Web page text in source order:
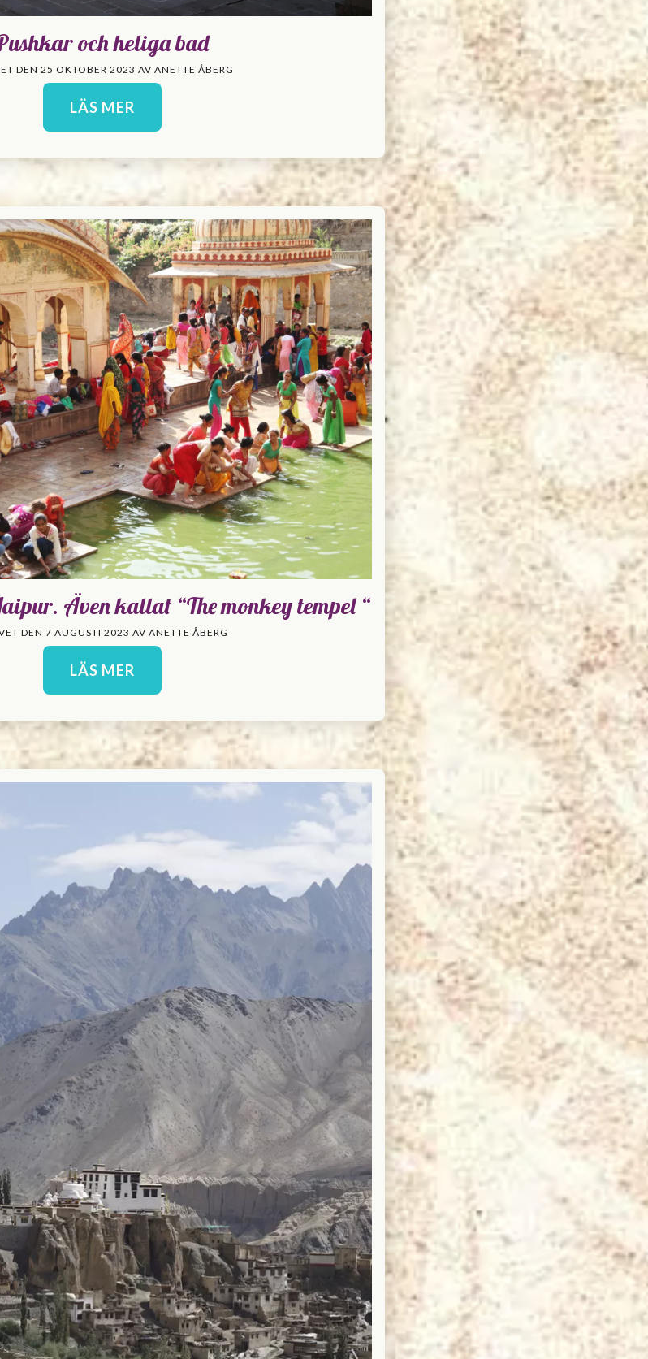
och heliga bad
DEN 25 OKTOBER 2023 AV ANETTE ÅBERG
LÄS MER
Även kallat “The monkey tempel “
DEN 7 AUGUSTI 2023 AV ANETTE ÅBERG
LÄS MER